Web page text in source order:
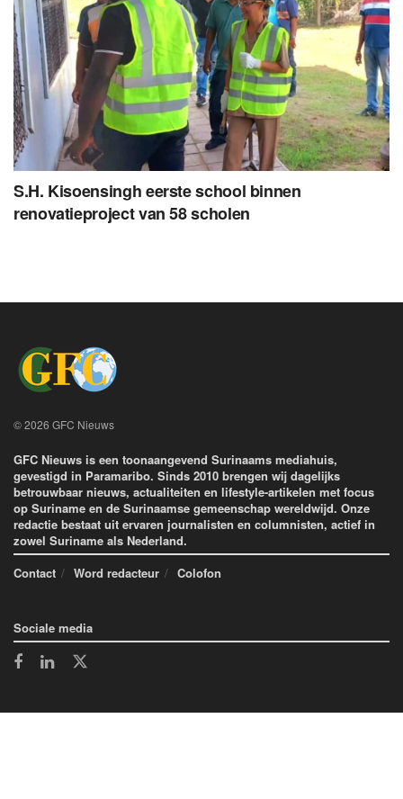
S.H. Kisoensingh eerste school binnen
renovatieproject van 58 scholen
© 2026 GFC Nieuws
GFC Nieuws is een toonaangevend Surinaams mediahuis,
gevestigd in Paramaribo. Sinds 2010 brengen wij dagelijks
betrouwbaar nieuws, actualiteiten en lifestyle-artikelen met focus
op Suriname en de Surinaamse gemeenschap wereldwijd. Onze
redactie bestaat uit ervaren journalisten en columnisten, actief in
zowel Suriname als Nederland.
Contact
Word redacteur Colofon
Sociale media